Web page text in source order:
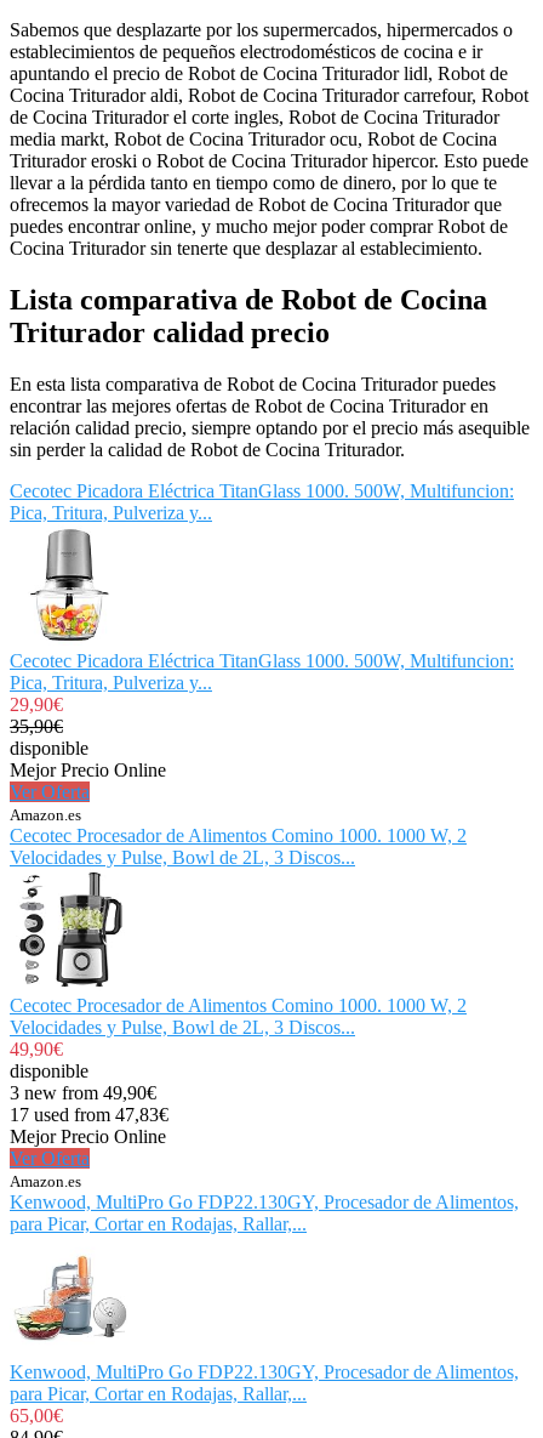
Sabemos que desplazarte por los supermercados, hipermercados o
establecimientos de pequeños electrodomésticos de cocina e ir
apuntando el precio de Robot de Cocina Triturador lidl, Robot de
Cocina Triturador aldi, Robot de Cocina Triturador carrefour, Robot
de Cocina Triturador el corte ingles, Robot de Cocina Triturador
media markt, Robot de Cocina Triturador ocu, Robot de Cocina
Triturador eroski o Robot de Cocina Triturador hipercor. Esto puede
llevar a la pérdida tanto en tiempo como de dinero, por lo que te
ofrecemos la mayor variedad de Robot de Cocina Triturador que
puedes encontrar online, y mucho mejor poder comprar Robot de
Cocina Triturador sin tenerte que desplazar al establecimiento.
Lista comparativa de Robot de Cocina
Triturador calidad precio
En esta lista comparativa de Robot de Cocina Triturador puedes
encontrar las mejores ofertas de Robot de Cocina Triturador en
relación calidad precio, siempre optando por el precio más asequible
sin perder la calidad de Robot de Cocina Triturador.
Cecotec Picadora Eléctrica TitanGlass 1000. 500W, Multifuncion:
Pica, Tritura, Pulveriza y...
Cecotec Picadora Eléctrica TitanGlass 1000. 500W, Multifuncion:
Pica, Tritura, Pulveriza y...
29,90€
35,90€
disponible
Mejor Precio Online
Ver Oferta
Amazon.es
Cecotec Procesador de Alimentos Comino 1000. 1000 W, 2
Velocidades y Pulse, Bowl de 2L, 3 Discos...
Cecotec Procesador de Alimentos Comino 1000. 1000 W, 2
Velocidades y Pulse, Bowl de 2L, 3 Discos...
49,90€
disponible
3 new from 49,90€
17 used from 47,83€
Mejor Precio Online
Ver Oferta
Amazon.es
Kenwood, MultiPro Go FDP22.130GY, Procesador de Alimentos,
para Picar, Cortar en Rodajas, Rallar,...
Kenwood, MultiPro Go FDP22.130GY, Procesador de Alimentos,
para Picar, Cortar en Rodajas, Rallar,...
65,00€